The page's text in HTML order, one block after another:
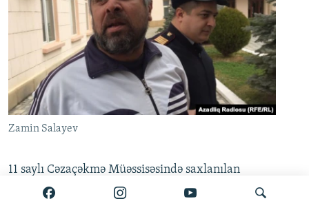
Zamin Salayev
11 saylı Cəzaçəkmə Müəssisəsində saxlanılan
müxalif Azərbaycan Xalq Cəbhəsi Partiyası